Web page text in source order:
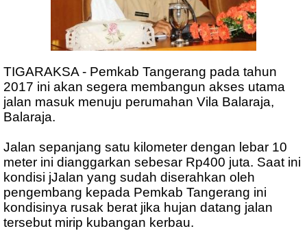
TIGARAKSA - Pemkab Tangerang pada tahun
2017 ini akan segera membangun akses utama
jalan masuk menuju perumahan Vila Balaraja,
Balaraja.
Jalan sepanjang satu kilometer dengan lebar 10
meter ini dianggarkan sebesar Rp400 juta. Saat ini
kondisi jJalan yang sudah diserahkan oleh
pengembang kepada Pemkab Tangerang ini
kondisinya rusak berat jika hujan datang jalan
tersebut mirip kubangan kerbau.